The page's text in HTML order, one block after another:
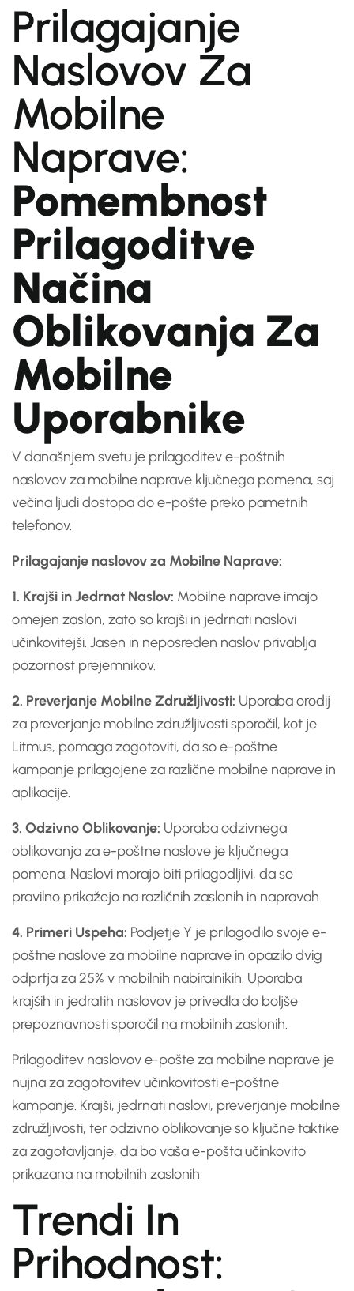
Prilagajanje
Naslovov Za
Mobilne
Naprave:
Pomembnost
Prilagoditve
Načina
Oblikovanja Za
Mobilne
Uporabnike
V današnjem svetu je prilagoditev e-poštnih
naslovov za mobilne naprave ključnega pomena, saj
večina ljudi dostopa do e-pošte preko pametnih
telefonov.
Prilagajanje naslovov za Mobilne Naprave:
1. Krajši in Jedrnat Naslov: Mobilne naprave imajo
omejen zaslon, zato so krajši in jedrnati naslovi
učinkovitejši. Jasen in neposreden naslov privablja
pozornost prejemnikov.
2. Preverjanje Mobilne Združljivosti: Uporaba orodij
za preverjanje mobilne združljivosti sporočil, kot je
Litmus, pomaga zagotoviti, da so e-poštne
kampanje prilagojene za različne mobilne naprave in
aplikacije.
3. Odzivno Oblikovanje: Uporaba odzivnega
oblikovanja za e-poštne naslove je ključnega
pomena. Naslovi morajo biti prilagodljivi, da se
pravilno prikažejo na različnih zaslonih in napravah.
4. Primeri Uspeha: Podjetje Y je prilagodilo svoje e-
poštne naslove za mobilne naprave in opazilo dvig
odprtja za 25% v mobilnih nabiralnikih. Uporaba
krajših in jedratih naslovov je privedla do boljše
prepoznavnosti sporočil na mobilnih zaslonih.
Prilagoditev naslovov e-pošte za mobilne naprave je
nujna za zagotovitev učinkovitosti e-poštne
kampanje. Krajši, jedrnati naslovi, preverjanje mobilne
združljivosti, ter odzivno oblikovanje so ključne taktike
za zagotavljanje, da bo vaša e-pošta učinkovito
prikazana na mobilnih zaslonih.
Trendi In
Prihodnost: